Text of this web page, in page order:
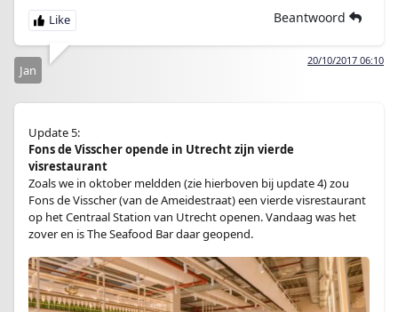
Beantwoord
20/10/2017 06:10
Jan
Update 5:
Fons de Visscher opende in Utrecht zijn vierde
visrestaurant
Zoals we in oktober meldden (zie hierboven bij update 4) zou
Fons de Visscher (van de Ameidestraat) een vierde visrestaurant
op het Centraal Station van Utrecht openen. Vandaag was het
zover en is The Seafood Bar daar geopend.